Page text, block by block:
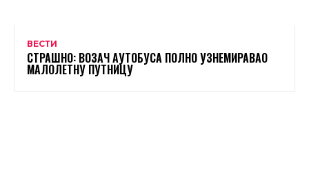
ВЕСТИ
СТРАШНО: ВОЗАЧ АУТОБУСА ПОЛНО УЗНЕМИРАВАО
МАЛОЛЕТНУ ПУТНИЦУ